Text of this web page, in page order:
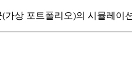
가상 포트폴리오)의 시뮬레이